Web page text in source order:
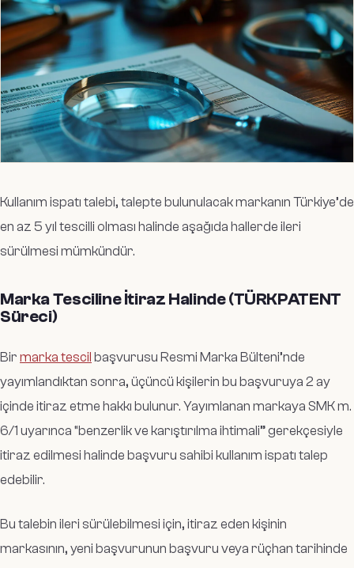
Kullanım ispatı talebi, talepte bulunulacak markanın Türkiye’de
en az 5 yıl tescilli olması halinde aşağıda hallerde ileri
sürülmesi mümkündür.
Marka Tesciline İtiraz Halinde (TÜRKPATENT
Süreci)
Bir marka tescil başvurusu Resmi Marka Bülteni’nde
yayımlandıktan sonra, üçüncü kişilerin bu başvuruya 2 ay
içinde itiraz etme hakkı bulunur. Yayımlanan markaya SMK m.
6/1 uyarınca “benzerlik ve karıştırılma ihtimali” gerekçesiyle
itiraz edilmesi halinde başvuru sahibi kullanım ispatı talep
edebilir.
Bu talebin ileri sürülebilmesi için, itiraz eden kişinin
markasının, yeni başvurunun başvuru veya rüçhan tarihinde